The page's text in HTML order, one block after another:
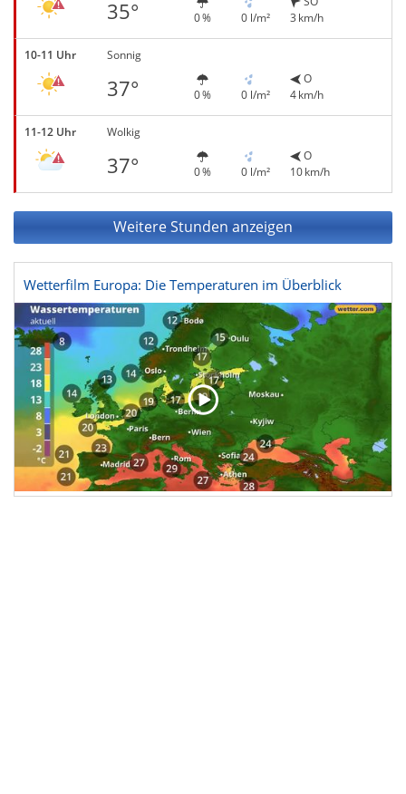
35° 0 % 0 l/m²
3 km/h
10-11 Uhr Sonnig
37° 0 % 0 l/m²
O
4 km/h
11-12 Uhr Wolkig
37° 0 % 0 l/m²
O
10 km/h
Weitere Stunden anzeigen
Wetterfilm Europa: Die Temperaturen im Überblick